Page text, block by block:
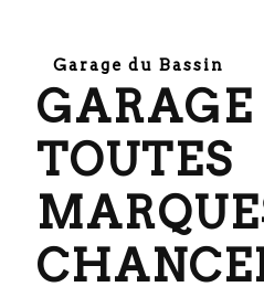
Garage du Bassin
GARAGE
TOUTES